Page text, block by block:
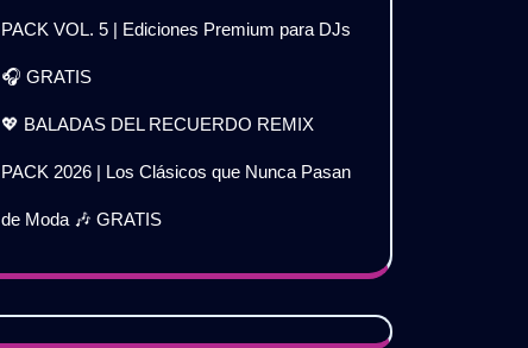
PACK VOL. 5 | Ediciones Premium para DJs
🎧 GRATIS
💖 BALADAS DEL RECUERDO REMIX
PACK 2026 | Los Clásicos que Nunca Pasan
de Moda 🎶 GRATIS